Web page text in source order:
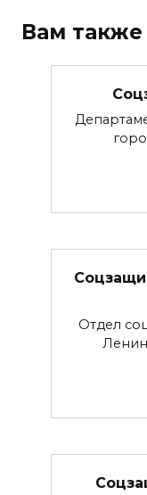
Вам
Отдел